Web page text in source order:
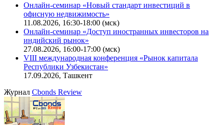
Онлайн-семинар «Новый стандарт инвестиций в
офисную недвижимость»
11.08.2026, 16:30-18:00 (мск)
Онлайн-семинар «Доступ иностранных инвесторов на
индийский рынок»
27.08.2026, 16:00-17:00 (мск)
VIII международная конференция «Рынок капитала
Республики Узбекистан»
17.09.2026, Ташкент
Журнал Cbonds Review